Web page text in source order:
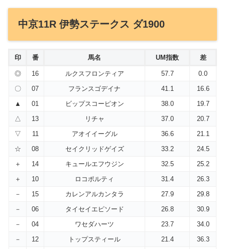
中京11R 伊勢ステークス ダ1900
印 番 馬名 UM指数 差
◎ 16 ルクスフロンティア 57.7
0.0
〇
07 フランスゴデイナ 41.1
16.6
▲
01 ビップスコーピオン 38.0
19.7
△
13 リチャ 37.0
20.7
▽
11 アオイイーグル 36.6
21.1
☆
08 セイクリッドゲイズ 33.2
24.5
＋
14 キュールエフウジン 32.5
25.2
＋
10 ロコポルティ 31.4
26.3
－
15 カレンアルカンタラ 27.9
29.8
－
06 タイセイエピソード 26.8
30.9
－
04 ワセダハーツ 23.7
34.0
－
12 トップスティール 21.4
36.3